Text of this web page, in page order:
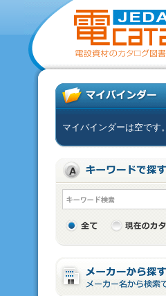
マイバインダーは空です。